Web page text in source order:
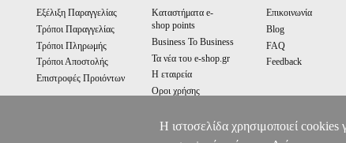
Εξέλιξη Παραγγελίας
Τρόποι Παραγγελίας
Τρόποι Πληρωμής
Τρόποι Αποστολής
Επιστροφές Προιόντων
Καταστήματα e-
shop points
Business To Business
Τα νέα του e-shop.gr
Η εταιρεία
Οροι χρήσης
Επικοινωνία
Blog
FAQ
Feedback
Η ιστοσελίδα χρησιμοποιεί cookies